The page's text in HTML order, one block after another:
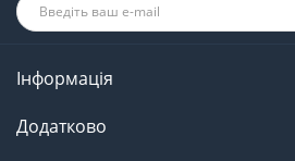
Інформація
Додатково